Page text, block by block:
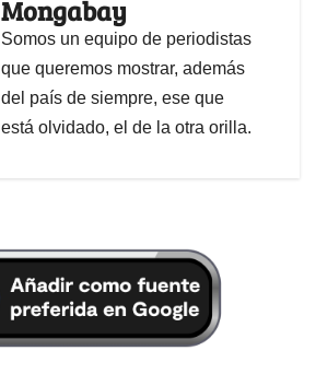
Mongabay
Somos un equipo de periodistas
que queremos mostrar, además
del país de siempre, ese que
está olvidado, el de la otra orilla.